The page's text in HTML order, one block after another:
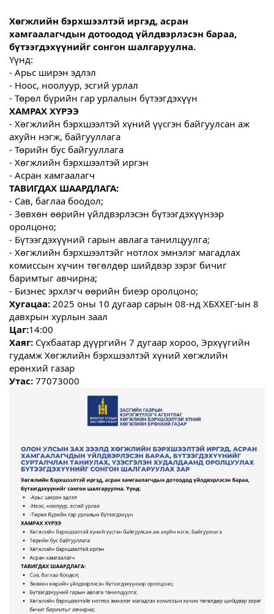
Хөгжлийн бэрхшээлтэй иргэд, асран
хамгаалагчдын дотоодод үйлдвэрлэсэн бараа,
бүтээгдэхүүнийг сонгон шалгаруулна.
Үүнд:
- Арьс ширэн эдлэл
- Ноос, ноолуур, эсгий урлал
- Төрөл бүрийн гар урлалын бүтээгдэхүүн
ХАМРАХ ХҮРЭЭ
- Хөгжлийн бэрхшээлтэй хүний үүсгэн байгуулсан аж
ахуйн нэгж, байгууллага
- Төрийн бус байгууллага
- Хөгжлийн бэрхшээлтэй иргэн
- Асран хамгаалагч
ТАВИГДАХ ШААРДЛАГА:
- Сав, баглаа боодол;
- Зөвхөн өөрийн үйлдвэрлэсэн бүтээгдэхүүнээр
оролцоно;
- Бүтээгдэхүүний гарын авлага танилцуулга;
- Хөгжлийн бэрхшээлтэйг нотлох эмнэлэг магадлах
комиссын хүчин төгөлдөр шийдвэр зэрэг бичиг
баримтыг авчирна;
- Бизнес эрхлэгч өөрийн биеэр оролцоно;
Хугацаа: 2025 оны 10 дугаар сарын 08-нд ХБХХЕГ-ын 8
давхрын хурлын заал
Цаг:14:00
Хаяг: Сүхбаатар дүүргийн 7 дугаар хороо, Эрхүүгийн
гудамж Хөгжлийн бэрхшээлтэй хүний хөгжлийн
ерөнхий газар
Утас: 77073000